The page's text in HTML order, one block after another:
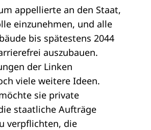
appellierte an den Staat,
einzunehmen, und alle
bis spätestens 2044
auszubauen.
der Linken
viele weitere Ideen.
sie private
staatliche Aufträge
verpflichten, die